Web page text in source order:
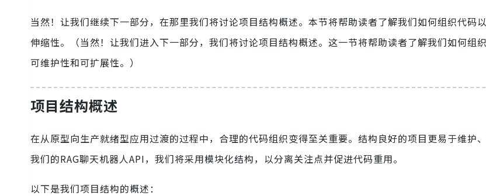
当然！让我们继续下一部分，在那里我们将讨论项目结构概述。本节将帮助读者了解我们如何组织代码
伸缩性。（当然！让我们进入下一部分，我们将讨论项目结构概述。这一节将帮助读者了解我们如何组
可维护性和可扩展性。）
项目结构概述
在从原型向生产就绪型应用过渡的过程中，合理的代码组织变得至关重要。结构良好的项目更易于维护
我们的RAG聊天机器人API，我们将采用模块化结构，以分离关注点并促进代码重用。
以下是我们项目结构的概述：